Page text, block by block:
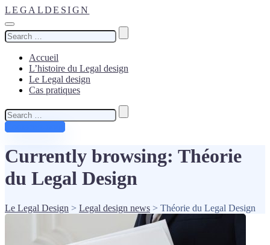
LEGALDESIGN
Search
for:
Accueil
L’histoire du Legal design
Le Legal design
Cas pratiques
Search
for:
Currently browsing: Théorie
du Legal Design
Le Legal Design > Legal design news > Théorie du Legal Design